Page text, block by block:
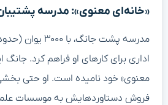
«خانه‌ای معنوی»: مدرسه
اداری برای کارهای او فراهم کرد. جانگ
معنوی» خود نامیده است. او حتی
فروش دستاوردهایش به موسسات علمی